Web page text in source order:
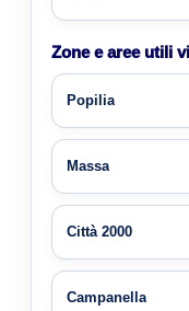
Zone e aree utili
Popilia
Massa
Città 2000
Campanella